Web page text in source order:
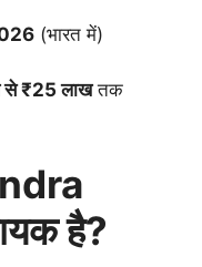
(भारत में)
₹25 लाखतक
है?